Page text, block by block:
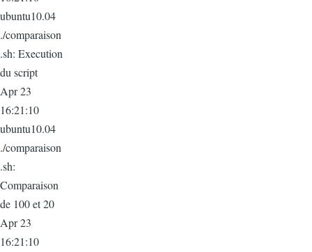
ubuntu10.04
./comparaison
.sh: Execution
du script
Apr 23
16:21:10
ubuntu10.04
./comparaison
.sh:
Comparaison
de 100 et 20
Apr 23
16:21:10